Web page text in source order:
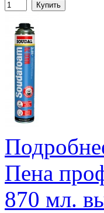
Купить
Пена
870 мл.